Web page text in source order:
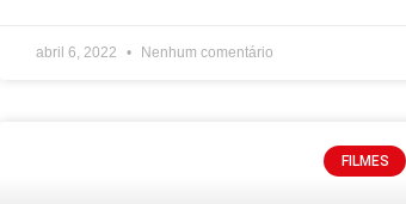
abril 6, 2022 Nenhum comentário
FILMES